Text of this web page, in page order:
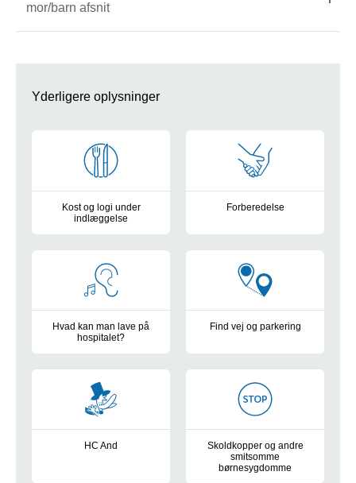
mor/barn afsnit
Yderligere oplysninger
Kost og logi under
indlæggelse
Forberedelse
Hvad kan man lave på
hospitalet?
Find vej og parkering
HC And
Patientinformation og forberedelse i børnehøjde
Skoldkopper og andre
smitsomme
børnesygdomme